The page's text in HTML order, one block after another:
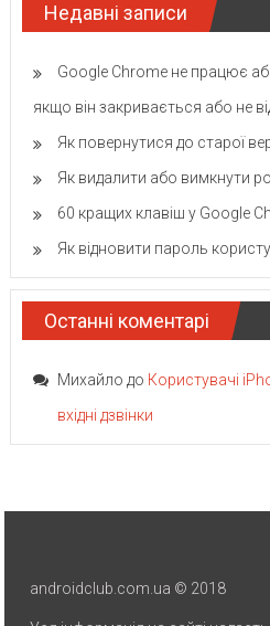
Недавні записи
Google Chrome не працює
якщо він закривається або не
Як повернутися до старої
Як видалити або вимкнути
60 кращих клавіш у Google
Як відновити пароль
Останні коментарі
Михайло до Користувачі
вхідні дзвінки
androidclub.com.ua © 2018